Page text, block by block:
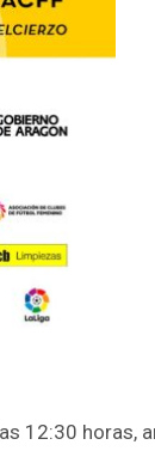
12:30 horas,